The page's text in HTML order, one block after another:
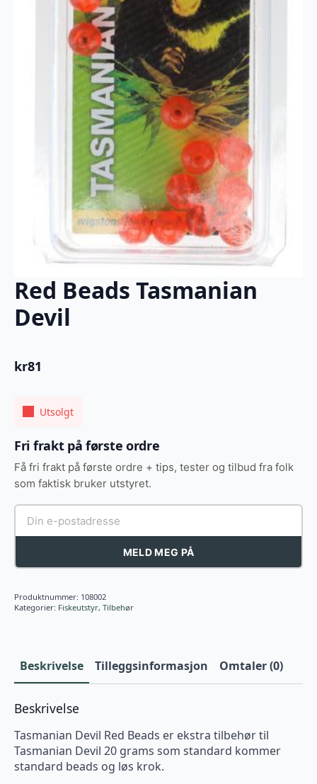
Red Beads Tasmanian
Devil
kr81
Utsolgt
Fri frakt på første ordre
Få fri frakt på første ordre + tips, tester og tilbud fra folk
som faktisk bruker utstyret.
MELD MEG PÅ
Produktnummer: 108002
Kategorier: Fiskeutstyr, Tilbehør
Beskrivelse Tilleggsinformasjon Omtaler (0)
Beskrivelse
Tasmanian Devil Red Beads er ekstra tilbehør til
Tasmanian Devil 20 grams som standard kommer
standard beads og løs krok.